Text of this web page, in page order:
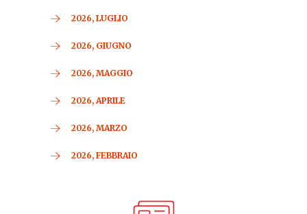
2026, LUGLIO
2026, GIUGNO
2026, MAGGIO
2026, APRILE
2026, MARZO
2026, FEBBRAIO